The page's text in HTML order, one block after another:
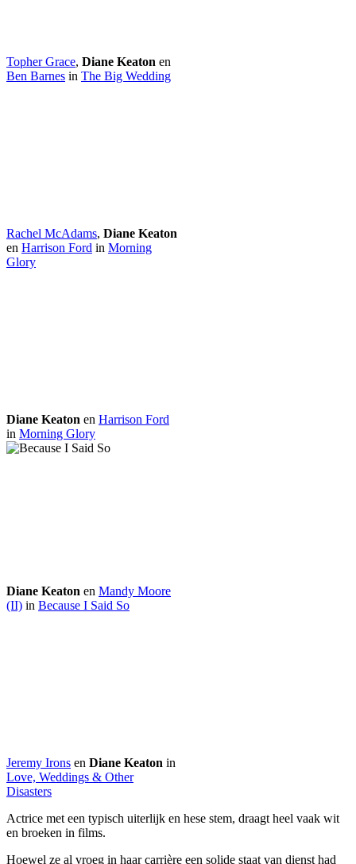
Topher Grace, Diane Keaton en
Ben Barnes in The Big Wedding
Rachel McAdams, Diane Keaton
en Harrison Ford in Morning
Glory
Diane Keaton en Harrison Ford
in Morning Glory
Diane Keaton en Mandy Moore
(II) in Because I Said So
Jeremy Irons en Diane Keaton in
Love, Weddings & Other
Disasters
Actrice met een typisch uiterlijk en hese stem, draagt heel vaak wit
en broeken in films.
Hoewel ze al vroeg in haar carrière een solide staat van dienst had